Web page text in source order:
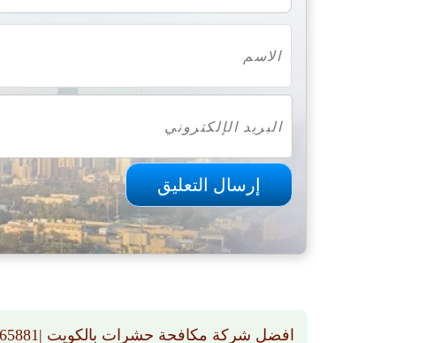
افضل شركة مكافحة حشرات بالكويت |66565881 | رش حشرات بالكويت